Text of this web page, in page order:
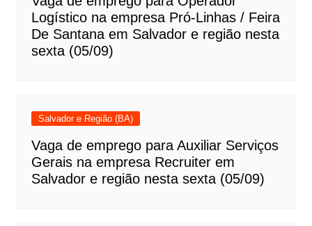
Logístico na empresa Pró-Linhas / Feira
De Santana em Salvador e região nesta
sexta (05/09)
Salvador e Região (BA)
Vaga de emprego para Auxiliar Serviços
Gerais na empresa Recruiter em
Salvador e região nesta sexta (05/09)